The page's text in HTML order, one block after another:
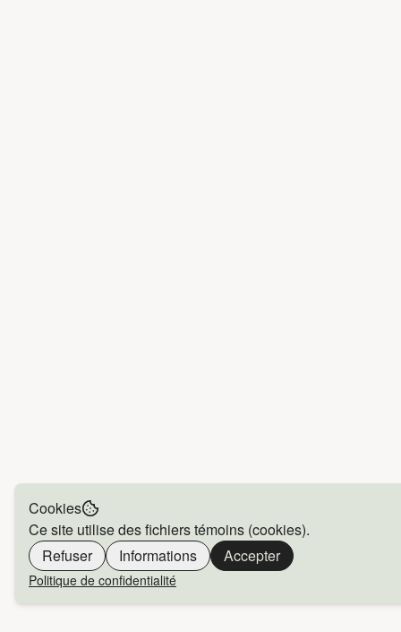
Cookies
Ce site utilise des fichiers témoins (cookies).
Refuser
Informations Accepter
Politique de confidentialité